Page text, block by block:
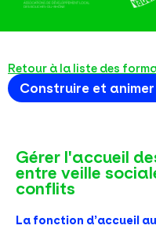
Retour à la liste des
Construire et
Gérer l'accueil
entre veille
conflits
La fonction d’accueil